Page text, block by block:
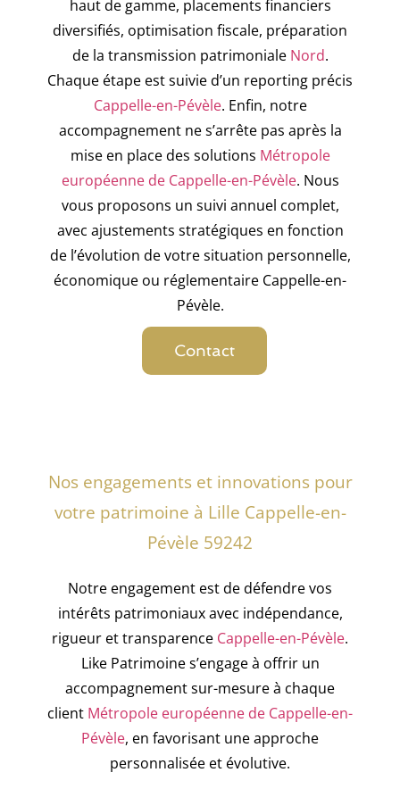
haut de gamme, placements financiers
diversifiés, optimisation fiscale, préparation
de la transmission patrimoniale Nord.
Chaque étape est suivie d’un reporting précis
Cappelle-en-Pévèle. Enfin, notre
accompagnement ne s’arrête pas après la
mise en place des solutions Métropole
européenne de Cappelle-en-Pévèle. Nous
vous proposons un suivi annuel complet,
avec ajustements stratégiques en fonction
de l’évolution de votre situation personnelle,
économique ou réglementaire Cappelle-en-
Pévèle.
Contact
Nos engagements et innovations pour
votre patrimoine à Lille Cappelle-en-
Pévèle 59242
Notre engagement est de défendre vos
intérêts patrimoniaux avec indépendance,
rigueur et transparence Cappelle-en-Pévèle.
Like Patrimoine s’engage à offrir un
accompagnement sur-mesure à chaque
client Métropole européenne de Cappelle-en-
Pévèle, en favorisant une approche
personnalisée et évolutive.